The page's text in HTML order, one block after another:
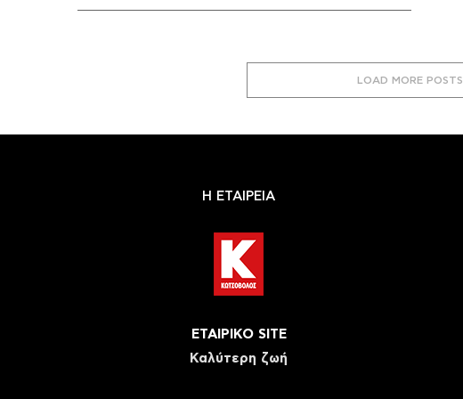
LOAD MORE POSTS
Η ΕΤΑΙΡΕΙΑ
ΕΤΑΙΡΙΚΟ SITE
Καλύτερη ζωή